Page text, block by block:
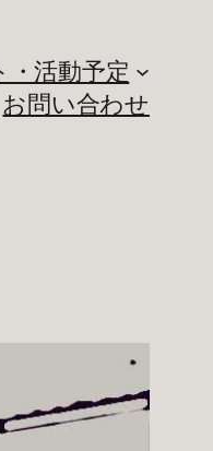
・活動予定
お問い合わせ